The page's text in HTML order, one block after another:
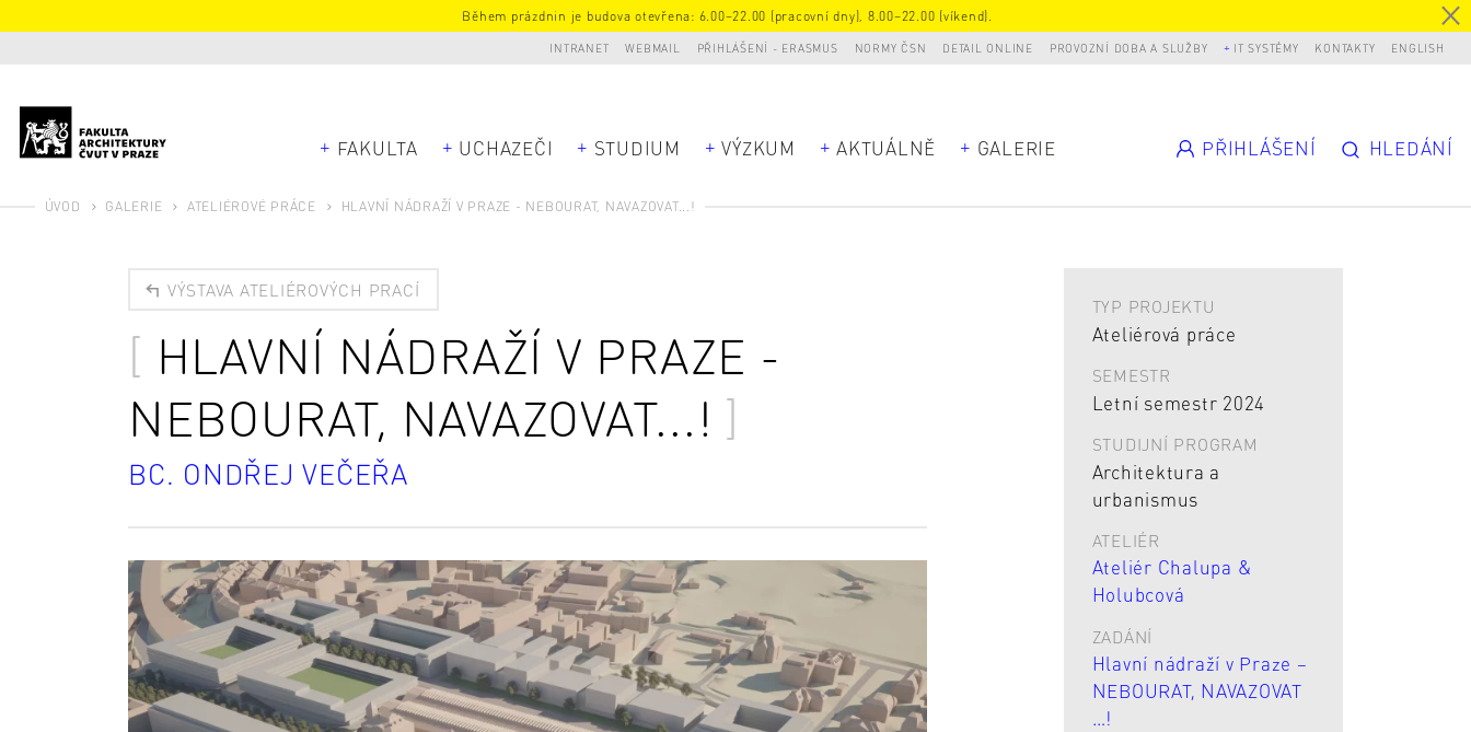
Během prázdnin je budova otevřena: 6.00–22.00 (pracovní dny), 8.00–22.00 (víkend).
INTRANET WEBMAIL PŘIHLÁŠENÍ - ERASMUS NORMY ČSN DETAIL ONLINE PROVOZNÍ DOBA A SLUŽBY IT SYSTÉMY KONTAKTY ENGLISH
FAKULTA UCHAZEČI STUDIUM VÝZKUM AKTUÁLNĚ GALERIE PŘIHLÁŠENÍ HLEDÁNÍ
ÚVOD GALERIE ATELIÉROVÉ PRÁCE HLAVNÍ NÁDRAŽÍ V PRAZE - NEBOURAT, NAVAZOVAT...!
VÝSTAVA ATELIÉROVÝCH PRACÍ
HLAVNÍ NÁDRAŽÍ V PRAZE -
NEBOURAT, NAVAZOVAT...!
BC. ONDŘEJ VEČEŘA
TYP PROJEKTU
Ateliérová práce
SEMESTR
Letní semestr 2024
STUDIJNÍ PROGRAM
Architektura a
urbanismus
ATELIÉR
Ateliér Chalupa &
Holubcová
ZADÁNÍ
Hlavní nádraží v Praze –
NEBOURAT, NAVAZOVAT
…!